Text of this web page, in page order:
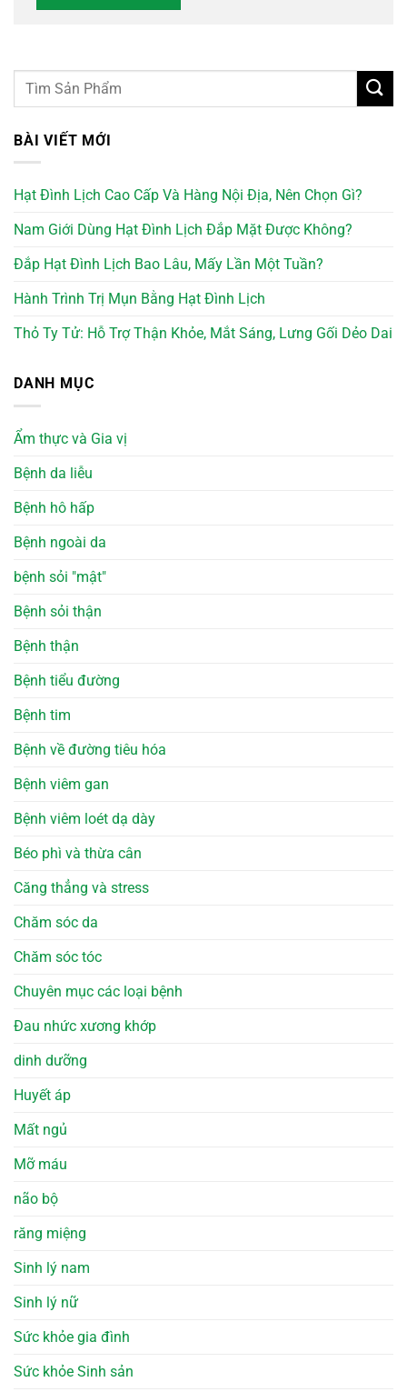
BÀI VIẾT MỚI
Hạt Đình Lịch Cao Cấp Và Hàng Nội Địa, Nên Chọn Gì?
Nam Giới Dùng Hạt Đình Lịch Đắp Mặt Được Không?
Đắp Hạt Đình Lịch Bao Lâu, Mấy Lần Một Tuần?
Hành Trình Trị Mụn Bằng Hạt Đình Lịch
Thỏ Ty Tử: Hỗ Trợ Thận Khỏe, Mắt Sáng, Lưng Gối Dẻo Dai
DANH MỤC
Ẩm thực và Gia vị
Bệnh da liễu
Bệnh hô hấp
Bệnh ngoài da
bệnh sỏi "mật"
Bệnh sỏi thận
Bệnh thận
Bệnh tiểu đường
Bệnh tim
Bệnh về đường tiêu hóa
Bệnh viêm gan
Bệnh viêm loét dạ dày
Béo phì và thừa cân
Căng thẳng và stress
Chăm sóc da
Chăm sóc tóc
Chuyên mục các loại bệnh
Đau nhức xương khớp
dinh dưỡng
Huyết áp
Mất ngủ
Mỡ máu
não bộ
răng miệng
Sinh lý nam
Sinh lý nữ
Sức khỏe gia đình
Sức khỏe Sinh sản